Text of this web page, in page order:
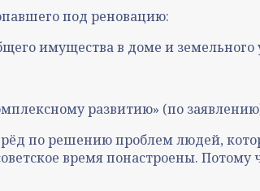
под реновацию:
имущества в доме и земельного
развитию» (по
по решению проблем людей,
время понастроены.